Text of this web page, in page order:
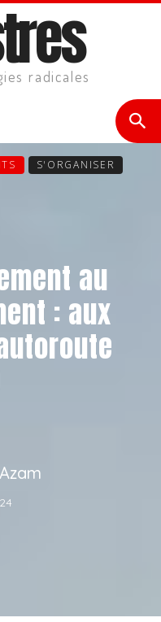
radicales
S'ORGANISER
au
: aux